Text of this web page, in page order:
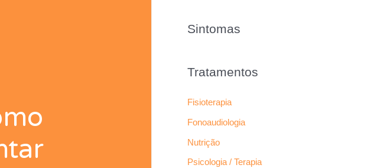
Sintomas
Tratamentos
Fisioterapia
Fonoaudiologia
Nutrição
Psicologia / Terapia